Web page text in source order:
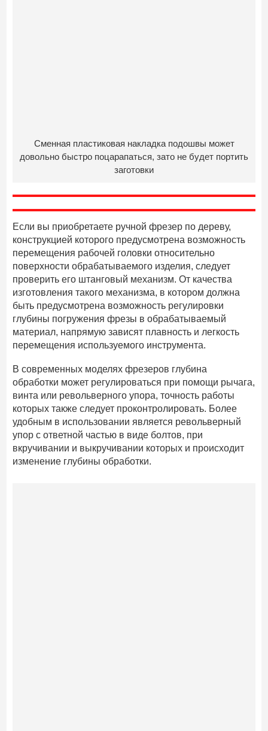
Сменная пластиковая накладка подошвы может
довольно быстро поцарапаться, зато не будет портить
заготовки
Если вы приобретаете ручной фрезер по дереву,
конструкцией которого предусмотрена возможность
перемещения рабочей головки относительно
поверхности обрабатываемого изделия, следует
проверить его штанговый механизм. От качества
изготовления такого механизма, в котором должна
быть предусмотрена возможность регулировки
глубины погружения фрезы в обрабатываемый
материал, напрямую зависят плавность и легкость
перемещения используемого инструмента.
В современных моделях фрезеров глубина
обработки может регулироваться при помощи рычага,
винта или револьверного упора, точность работы
которых также следует проконтролировать. Более
удобным в использовании является револьверный
упор с ответной частью в виде болтов, при
вкручивании и выкручивании которых и происходит
изменение глубины обработки.